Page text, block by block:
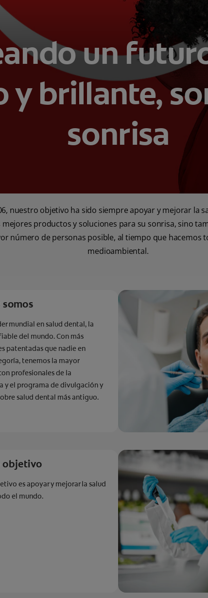
un
y brillante,
sonrisa
nuestro objetivo ha sido siempre apoyar y mejorar la
productos y soluciones para su sonrisa, sino
número de personas posible, al tiempo que
medioambiental.
somos
mundial en salud dental, la
del mundo. Con más
patentadas que nadie en
tenemos la mayor
profesionales de la
y el programa de divulgación y
salud dental más antiguo.
objetivo
es apoyar y mejorar la salud
el mundo.